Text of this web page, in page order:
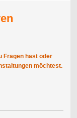
Fragen hast oder
möchtest.